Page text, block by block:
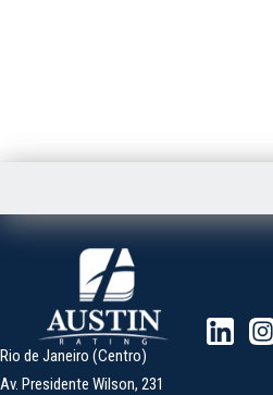
Rio de Janeiro (Centro)
Av. Presidente Wilson, 231